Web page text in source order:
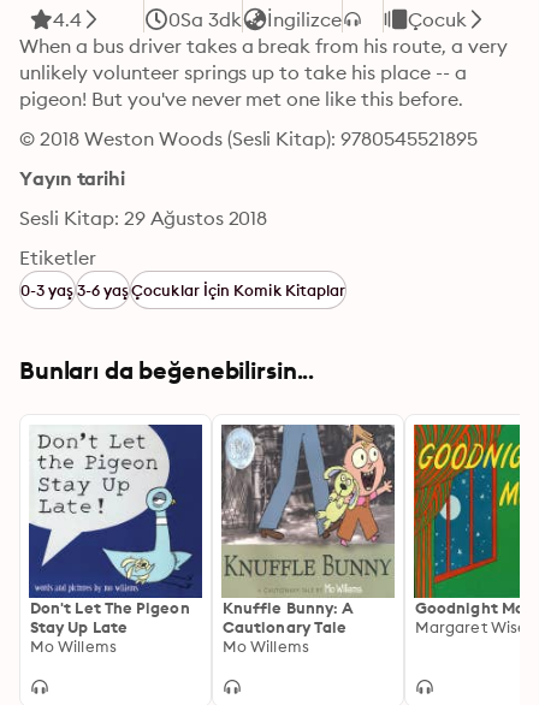
4.4 0Sa 3dk İngilizce
Çocuk
When a bus driver takes a break from his route, a very
unlikely volunteer springs up to take his place -- a
pigeon! But you've never met one like this before.
© 2018 Weston Woods (Sesli Kitap): 9780545521895
Yayın tarihi
Sesli Kitap: 29 Ağustos 2018
Etiketler
0-3 yaş3-6 yaşÇocuklar İçin Komik Kitaplar
Bunları da beğenebilirsin...
Don't Let The Pigeon
Stay Up Late
Mo Willems
Knuffle Bunny: A
Cautionary Tale
Mo Willems
Goodnight
Margaret Wise